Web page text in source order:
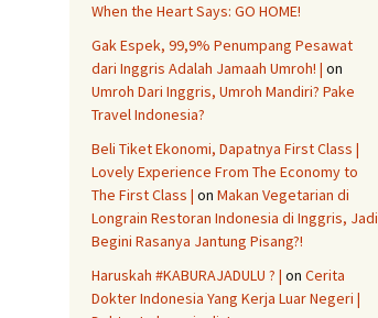
When the Heart Says: GO HOME!
Gak Espek, 99,9% Penumpang Pesawat
dari Inggris Adalah Jamaah Umroh! | on
Umroh Dari Inggris, Umroh Mandiri? Pake
Travel Indonesia?
Beli Tiket Ekonomi, Dapatnya First Class |
Lovely Experience From The Economy to
The First Class | on Makan Vegetarian di
Longrain Restoran Indonesia di Inggris, Jadi
Begini Rasanya Jantung Pisang?!
Haruskah #KABURAJADULU ? | on Cerita
Dokter Indonesia Yang Kerja Luar Negeri |